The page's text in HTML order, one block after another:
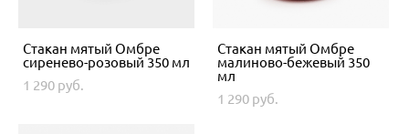
Стакан мятый Омбре
сиренево-розовый 350 мл
1 290 pуб.
Стакан мятый Омбре
малиново-бежевый 350
мл
1 290 pуб.